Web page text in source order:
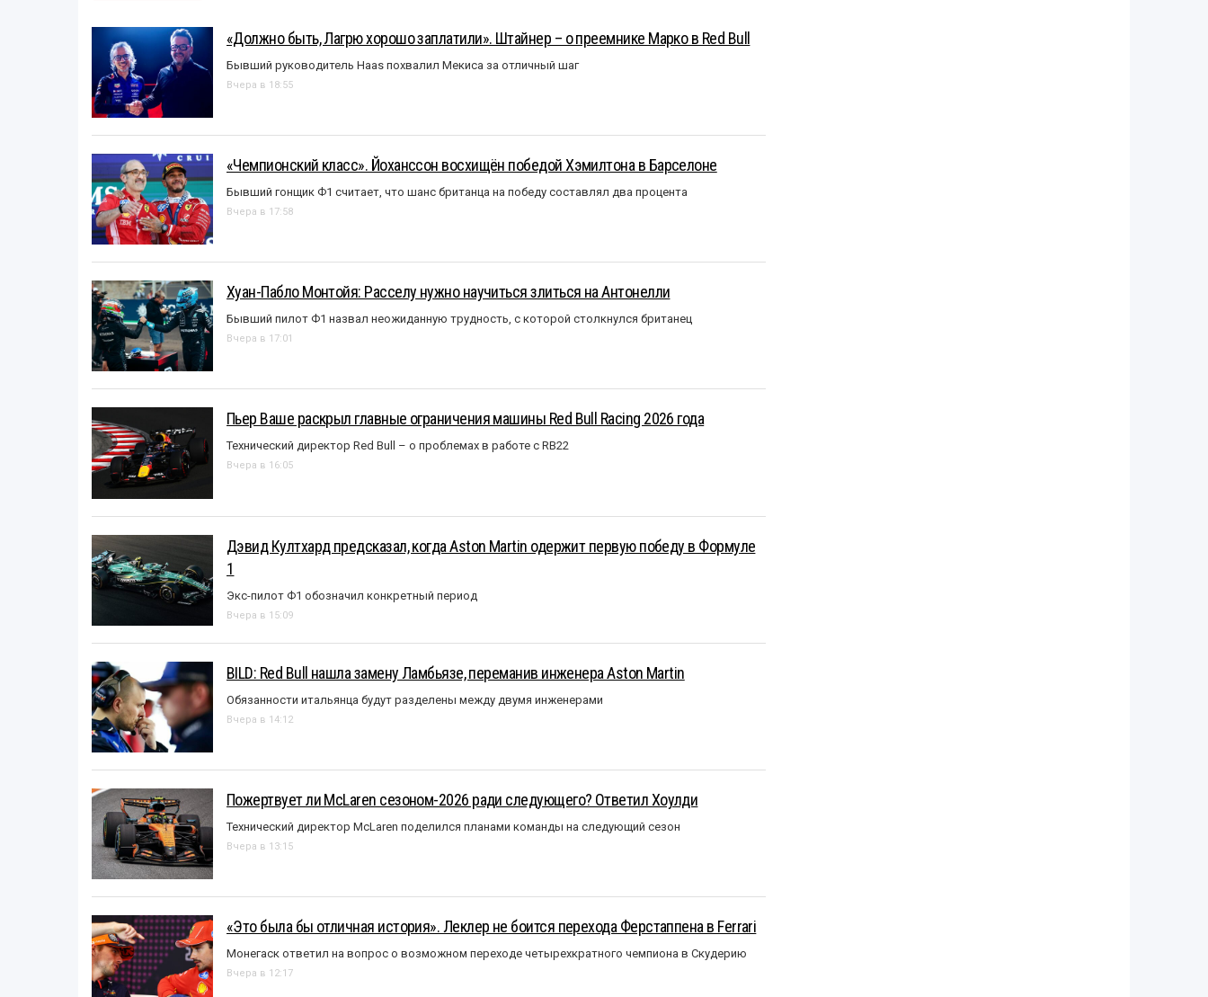
«Должно быть, Лагрю хорошо заплатили». Штайнер – о преемнике Марко в Red Bull
Бывший руководитель Haas похвалил Мекиса за отличный шаг
Вчера в 18:55
«Чемпионский класс». Йоханссон восхищён победой Хэмилтона в Барселоне
Бывший гонщик Ф1 считает, что шанс британца на победу составлял два процента
Вчера в 17:58
Хуан-Пабло Монтойя: Расселу нужно научиться злиться на Антонелли
Бывший пилот Ф1 назвал неожиданную трудность, с которой столкнулся британец
Вчера в 17:01
Пьер Ваше раскрыл главные ограничения машины Red Bull Racing 2026 года
Технический директор Red Bull – о проблемах в работе с RB22
Вчера в 16:05
Дэвид Култхард предсказал, когда Aston Martin одержит первую победу в Формуле
1
Экс-пилот Ф1 обозначил конкретный период
Вчера в 15:09
BILD: Red Bull нашла замену Ламбьязе, переманив инженера Aston Martin
Обязанности итальянца будут разделены между двумя инженерами
Вчера в 14:12
Пожертвует ли McLaren сезоном-2026 ради следующего? Ответил Хоулди
Технический директор McLaren поделился планами команды на следующий сезон
Вчера в 13:15
«Это была бы отличная история». Леклер не боится перехода Ферстаппена в Ferrari
Монегаск ответил на вопрос о возможном переходе четырехкратного чемпиона в Скудерию
Вчера в 12:17